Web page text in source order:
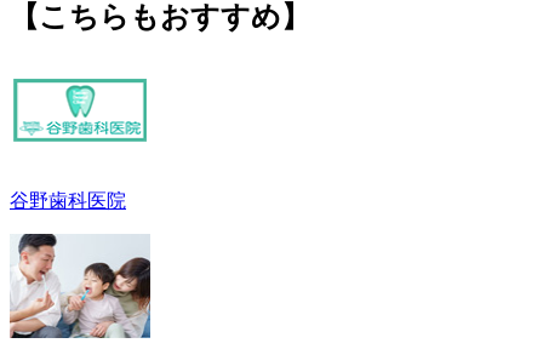
【こちらもおすすめ】
谷野歯科医院